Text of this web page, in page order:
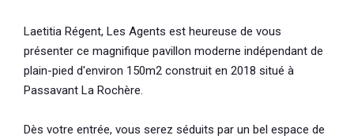
Laetitia Régent, Les Agents est heureuse de vous
présenter ce magnifique pavillon moderne indépendant de
plain-pied d'environ 150m2 construit en 2018 situé à
Passavant La Rochère.
Dès votre entrée, vous serez séduits par un bel espace de